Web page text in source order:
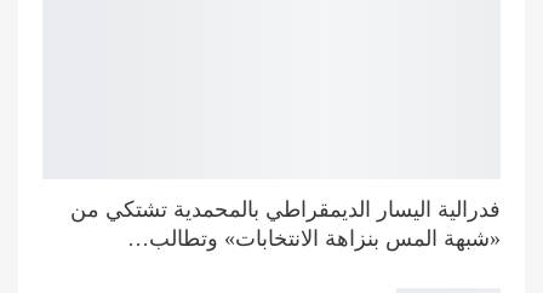
فدرالية اليسار الديمقراطي بالمحمدية تشتكي من
«شبهة المس بنزاهة الانتخابات» وتطالب…